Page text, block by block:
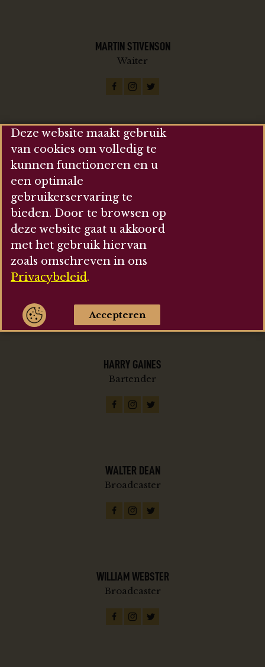
MARTIN STIVENSON
Waiter
DAVID WISE
Waiter
TONY MACGUIRE
HARRY GAINES
Bartender
WALTER DEAN
Broadcaster
WILLIAM WEBSTER
Broadcaster
Deze website maakt gebruik
van cookies om volledig te
kunnen functioneren en u
een optimale
gebruikerservaring te
bieden. Door te browsen op
deze website gaat u akkoord
met het gebruik hiervan
zoals omschreven in ons
Privacybeleid.
Accepteren